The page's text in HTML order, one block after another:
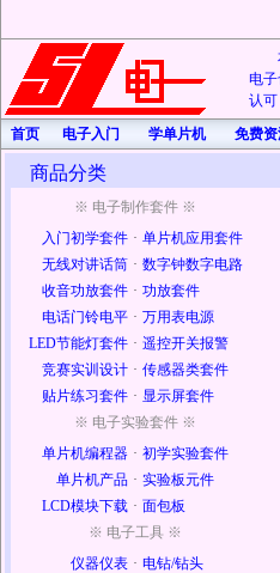
电
认可
首页
电子入门 学单片机 免费
商品分类
※ 电子制作套件 ※
入门初学套件 · 单片机应用套件
无线对讲话筒 · 数字钟数字电路
收音功放套件 · 功放套件
电话门铃电平 · 万用表电源
LED节能灯套件 · 遥控开关报警
竞赛实训设计 · 传感器类套件
贴片练习套件 · 显示屏套件
※ 电子实验套件 ※
单片机编程器 · 初学实验套件
单片机产品 · 实验板元件
LCD模块下载 · 面包板
※ 电子工具 ※
仪器仪表 · 电钻/钻头